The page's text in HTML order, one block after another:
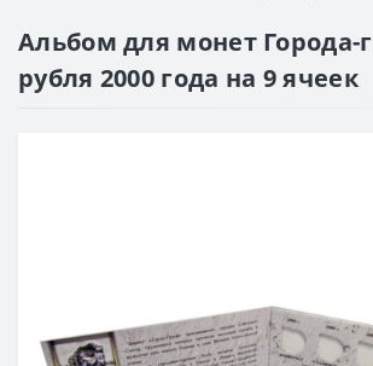
Альбом для монет Города-
рубля 2000 года на 9 ячеек